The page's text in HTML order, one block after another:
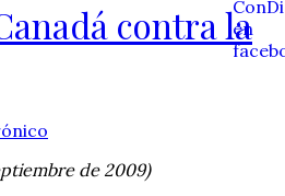
contra la
de 2009)